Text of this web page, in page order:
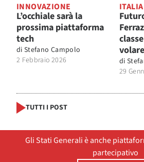
INNOVAZIONE
L’occhiale sarà la
prossima piattaforma
tech
di Stefano Campolo
2 Febbraio 2026
ITALIA
di
29
TUTTI I POST
Gli Stati Generali è anche
partecipativo